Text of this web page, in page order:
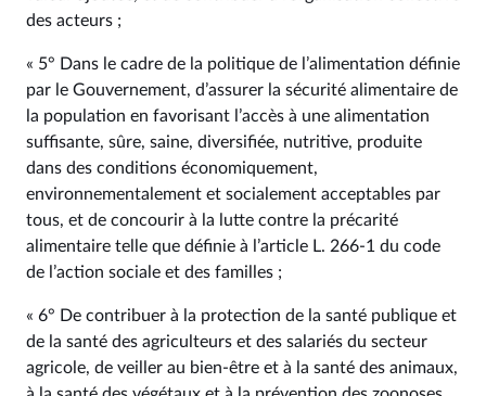
des acteurs ;
« 5° Dans le cadre de la politique de l’alimentation définie
par le Gouvernement, d’assurer la sécurité alimentaire de
la population en favorisant l’accès à une alimentation
suffisante, sûre, saine, diversifiée, nutritive, produite
dans des conditions économiquement,
environnementalement et socialement acceptables par
tous, et de concourir à la lutte contre la précarité
alimentaire telle que définie à l’article L. 266‑1 du code
de l’action sociale et des familles ;
« 6° De contribuer à la protection de la santé publique et
de la santé des agriculteurs et des salariés du secteur
agricole, de veiller au bien-être et à la santé des animaux,